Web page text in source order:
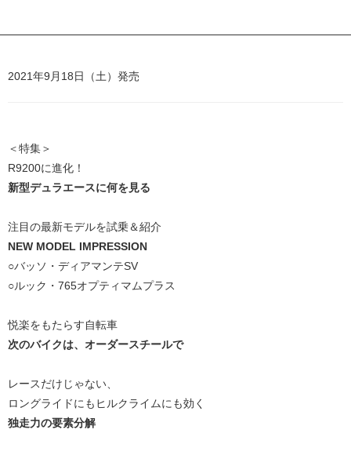
2021年9月18日（土）発売
＜特集＞
R9200に進化！
新型デュラエースに何を見る
注目の最新モデルを試乗＆紹介
NEW MODEL IMPRESSION
○バッソ・ディアマンテSV
○ルック・765オプティマムプラス
悦楽をもたらす自転車
次のバイクは、オーダースチールで
レースだけじゃない、
ロングライドにもヒルクライムにも効く
独走力の要素分解